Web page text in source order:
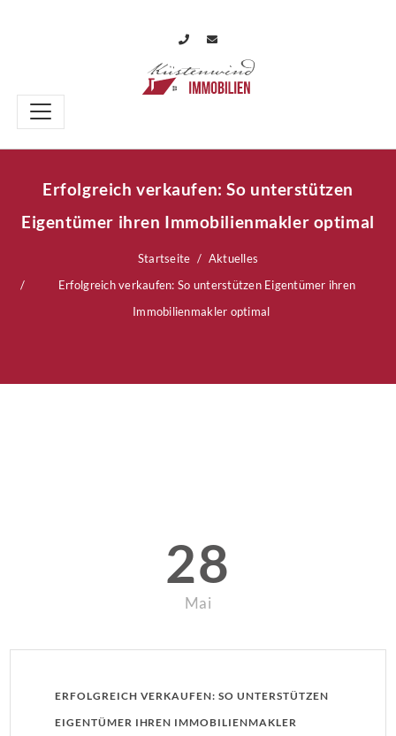
Erfolgreich verkaufen: So unterstützen
Eigentümer ihren Immobilienmakler optimal
Startseite
Aktuelles
Erfolgreich verkaufen: So unterstützen Eigentümer ihren
Immobilienmakler optimal
28
Mai
ERFOLGREICH VERKAUFEN: SO UNTERSTÜTZEN
EIGENTÜMER IHREN IMMOBILIENMAKLER